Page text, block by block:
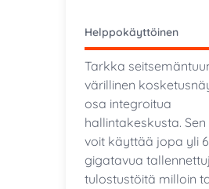
Helppokäyttöinen
Tarkka
värillinen
osa integroitua
hallintakeskusta.
voit käyttää jopa yli
gigatavua
tulostustöitä milloin